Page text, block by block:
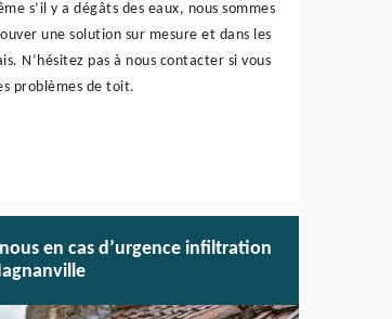
s’il y a dégâts des eaux, nous sommes
une solution sur mesure et dans les
N’hésitez pas à nous contacter si vous
problèmes de toit.
en cas d’urgence infiltration